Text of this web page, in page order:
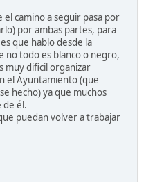
camino a seguir pasa por
por ambas partes, para
que hablo desde la
no todo es blanco o negro,
muy dificil organizar
el Ayuntamiento (que
hecho) ya que muchos
de él.
puedan volver a trabajar